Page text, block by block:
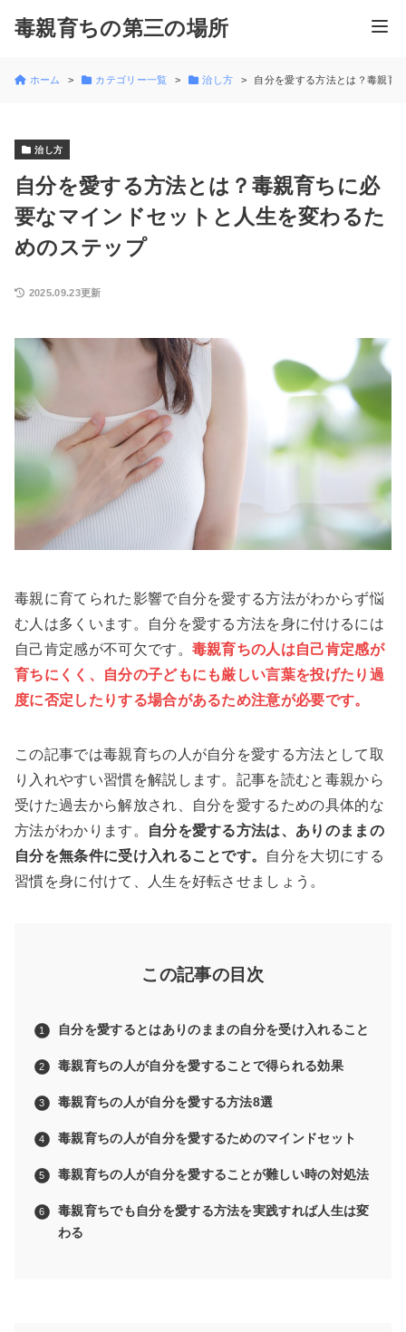
毒親育ちの第三の場所
ホーム カテゴリー一覧 治し方 自分を愛する方法とは？毒親育
治し方
自分を愛する方法とは？毒親育ちに必
要なマインドセットと人生を変わるた
めのステップ
2025.09.23更新
毒親に育てられた影響で自分を愛する方法がわからず悩
む人は多くいます。自分を愛する方法を身に付けるには
自己肯定感が不可欠です。 毒親育ちの人は自己肯定感が
育ちにくく、自分の子どもにも厳しい言葉を投げたり過
度に否定したりする場合があるため注意が必要です。
この記事では毒親育ちの人が自分を愛する方法として取
り入れやすい習慣を解説します。記事を読むと毒親から
受けた過去から解放され、自分を愛するための具体的な
方法がわかります。
自分を愛する方法は、ありのままの
自分を無条件に受け入れることです。 自分を大切にする
習慣を身に付けて、人生を好転させましょう。
この記事の目次
自分を愛するとはありのままの自分を受け入れること
毒親育ちの人が自分を愛することで得られる効果
毒親育ちの人が自分を愛する方法8選
毒親育ちの人が自分を愛するためのマインドセット
毒親育ちの人が自分を愛することが難しい時の対処法
毒親育ちでも自分を愛する方法を実践すれば人生は変
わる